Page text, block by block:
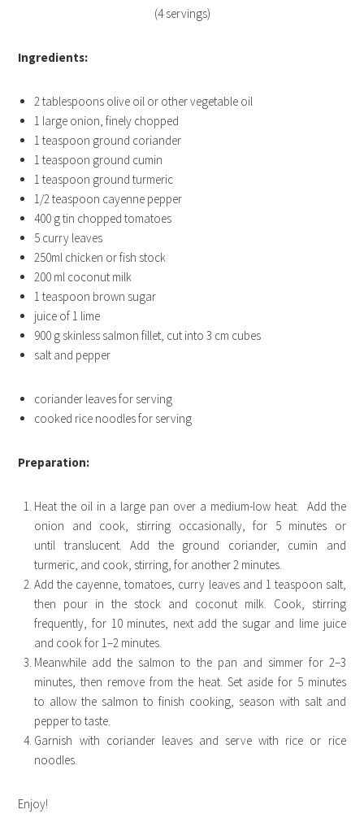
(4 servings)
Ingredients:
2 tablespoons olive oil or other vegetable oil
1 large onion, finely chopped
1 teaspoon ground coriander
1 teaspoon ground cumin
1 teaspoon ground turmeric
1/2 teaspoon cayenne pepper
400 g tin chopped tomatoes
5 curry leaves
250ml chicken or fish stock
200 ml coconut milk
1 teaspoon brown sugar
juice of 1 lime
900 g skinless salmon fillet, cut into 3 cm cubes
salt and pepper
coriander leaves for serving
cooked rice noodles for serving
Preparation:
Heat the oil in a large pan over a medium-low heat. Add the
onion and cook, stirring occasionally, for 5 minutes or
until translucent. Add the ground coriander, cumin and
turmeric, and cook, stirring, for another 2 minutes.
Add the cayenne, tomatoes, curry leaves and 1 teaspoon salt,
then pour in the stock and coconut milk. Cook, stirring
frequently, for 10 minutes, next add the sugar and lime juice
and cook for 1–2 minutes.
Meanwhile add the salmon to the pan and simmer for 2–3
minutes, then remove from the heat. Set aside for 5 minutes
to allow the salmon to finish cooking, season with salt and
pepper to taste.
Garnish with coriander leaves and serve with rice or rice
noodles.
Enjoy!